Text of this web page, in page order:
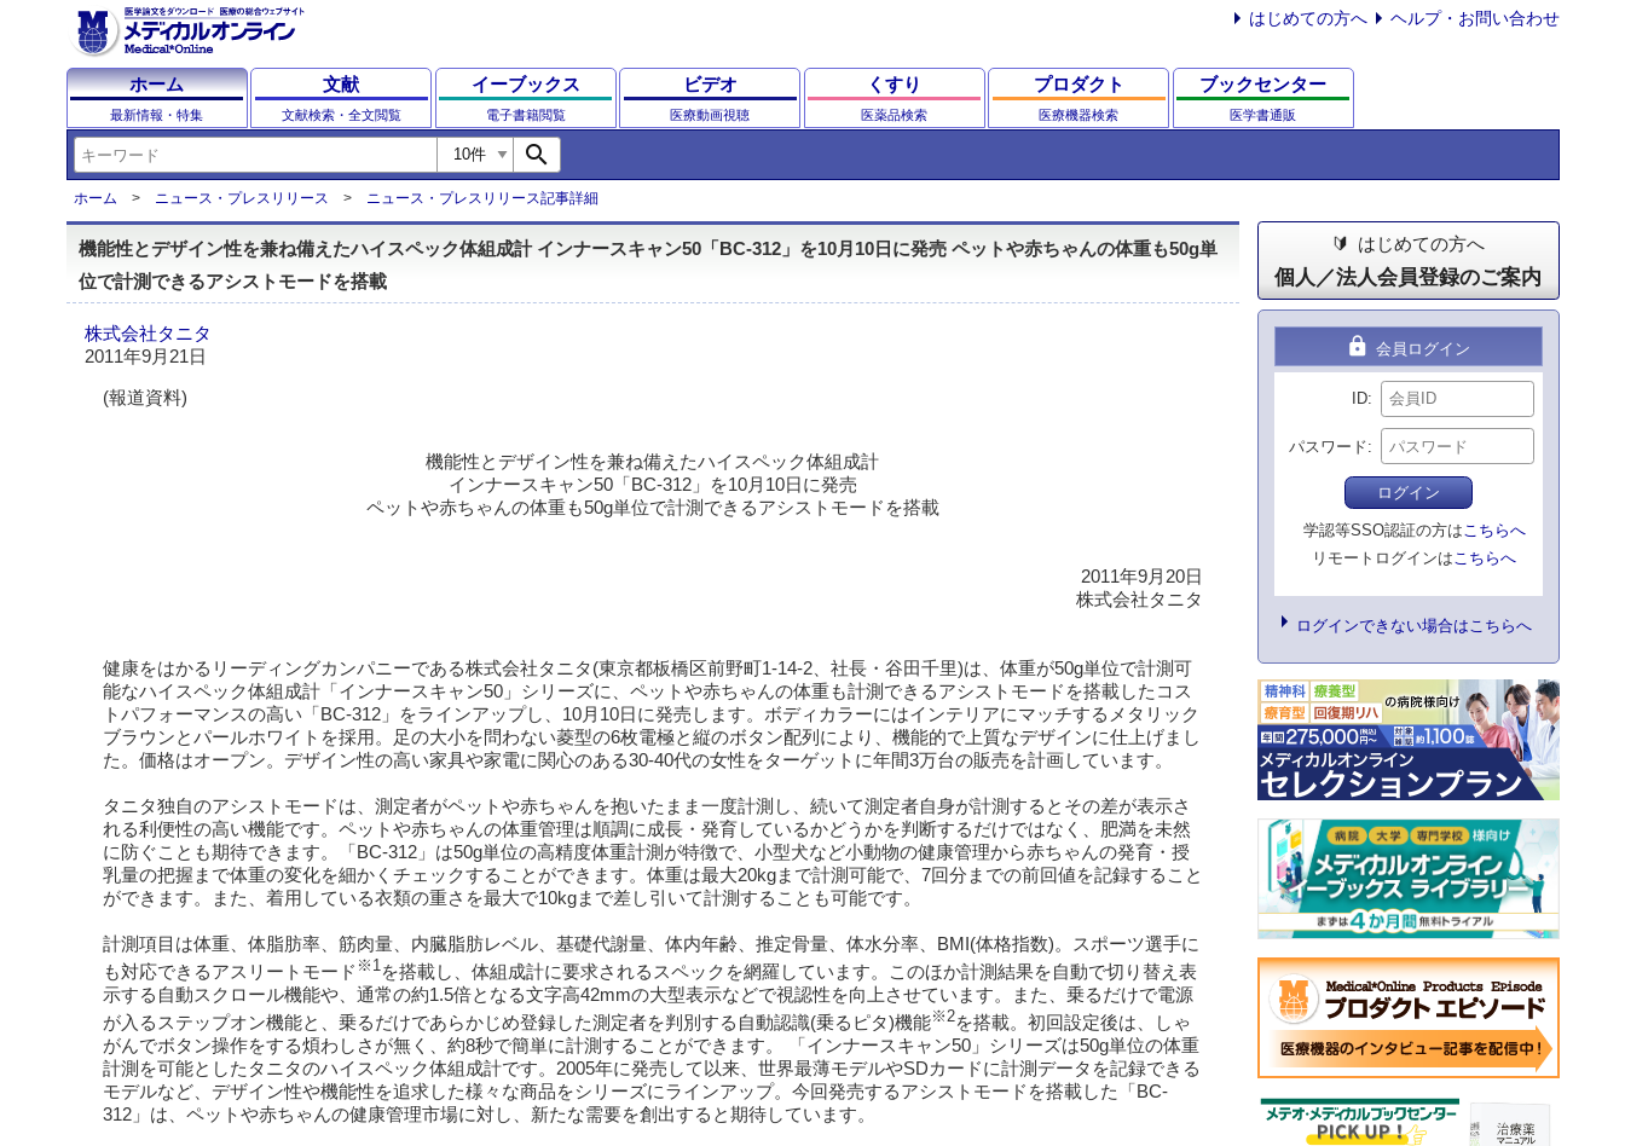
はじめての方へ ヘルプ・お問い合わせ
ホーム
最新情報・特集
文献
文献検索・全文閲覧
イーブックス
電子書籍閲覧
ビデオ
医療動画視聴
くすり
医薬品検索
プロダクト
医療機器検索
ブックセンター
医学書通販
search
ホーム ニュース・プレスリリース ニュース・プレスリリース記事詳細
機能性とデザイン性を兼ね備えたハイスペック体組成計 インナースキャン50「BC-312」を10月10日に発売 ペットや赤ちゃんの体重も50g単
位で計測できるアシストモードを搭載
株式会社タニタ
2011年9月21日
(報道資料)
機能性とデザイン性を兼ね備えたハイスペック体組成計
インナースキャン50「BC-312」を10月10日に発売
ペットや赤ちゃんの体重も50g単位で計測できるアシストモードを搭載
2011年9月20日
株式会社タニタ
健康をはかるリーディングカンパニーである株式会社タニタ(東京都板橋区前野町1-14-2、社長・谷田千里)は、体重が50g単位で計測可
能なハイスペック体組成計「インナースキャン50」シリーズに、ペットや赤ちゃんの体重も計測できるアシストモードを搭載したコス
トパフォーマンスの高い「BC-312」をラインアップし、10月10日に発売します。ボディカラーにはインテリアにマッチするメタリック
ブラウンとパールホワイトを採用。足の大小を問わない菱型の6枚電極と縦のボタン配列により、機能的で上質なデザインに仕上げまし
た。価格はオープン。デザイン性の高い家具や家電に関心のある30-40代の女性をターゲットに年間3万台の販売を計画しています。
タニタ独自のアシストモードは、測定者がペットや赤ちゃんを抱いたまま一度計測し、続いて測定者自身が計測するとその差が表示さ
れる利便性の高い機能です。ペットや赤ちゃんの体重管理は順調に成長・発育しているかどうかを判断するだけではなく、肥満を未然
に防ぐことも期待できます。「BC-312」は50g単位の高精度体重計測が特徴で、小型犬など小動物の健康管理から赤ちゃんの発育・授
乳量の把握まで体重の変化を細かくチェックすることができます。体重は最大20kgまで計測可能で、7回分までの前回値を記録すること
ができます。また、着用している衣類の重さを最大で10kgまで差し引いて計測することも可能です。
計測項目は体重、体脂肪率、筋肉量、内臓脂肪レベル、基礎代謝量、体内年齢、推定骨量、体水分率、BMI(体格指数)。スポーツ選手に
も対応できるアスリートモード ※1を搭載し、体組成計に要求されるスペックを網羅しています。このほか計測結果を自動で切り替え表
示する自動スクロール機能や、通常の約1.5倍となる文字高42mmの大型表示などで視認性を向上させています。また、乗るだけで電源
が入るステップオン機能と、乗るだけであらかじめ登録した測定者を判別する自動認識(乗るピタ)機能※2を搭載。初回設定後は、しゃ
がんでボタン操作をする煩わしさが無く、約8秒で簡単に計測することができます。 「インナースキャン50」シリーズは50g単位の体重
計測を可能としたタニタのハイスペック体組成計です。2005年に発売して以来、世界最薄モデルやSDカードに計測データを記録できる
モデルなど、デザイン性や機能性を追求した様々な商品をシリーズにラインアップ。今回発売するアシストモードを搭載した「BC-
312」は、ペットや赤ちゃんの健康管理市場に対し、新たな需要を創出すると期待しています。
はじめての方へ
個人／法人会員登録のご案内
lock 会員ログイン
ID
パスワード
ログイン
学認等SSO認証の方はこちらへ
リモートログインはこちらへ
ログインできない場合はこちらへ